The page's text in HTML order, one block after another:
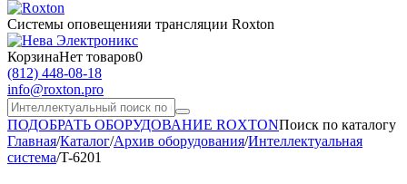
Системы оповещенияи трансляции Roxton
КорзинаНет товаров0
(812) 448-08-18
info@roxton.pro
ПОДОБРАТЬ ОБОРУДОВАНИЕ ROXTONПоиск по каталогу
Главная/Каталог/Архив оборудования/Интеллектуальная
система/T-6201